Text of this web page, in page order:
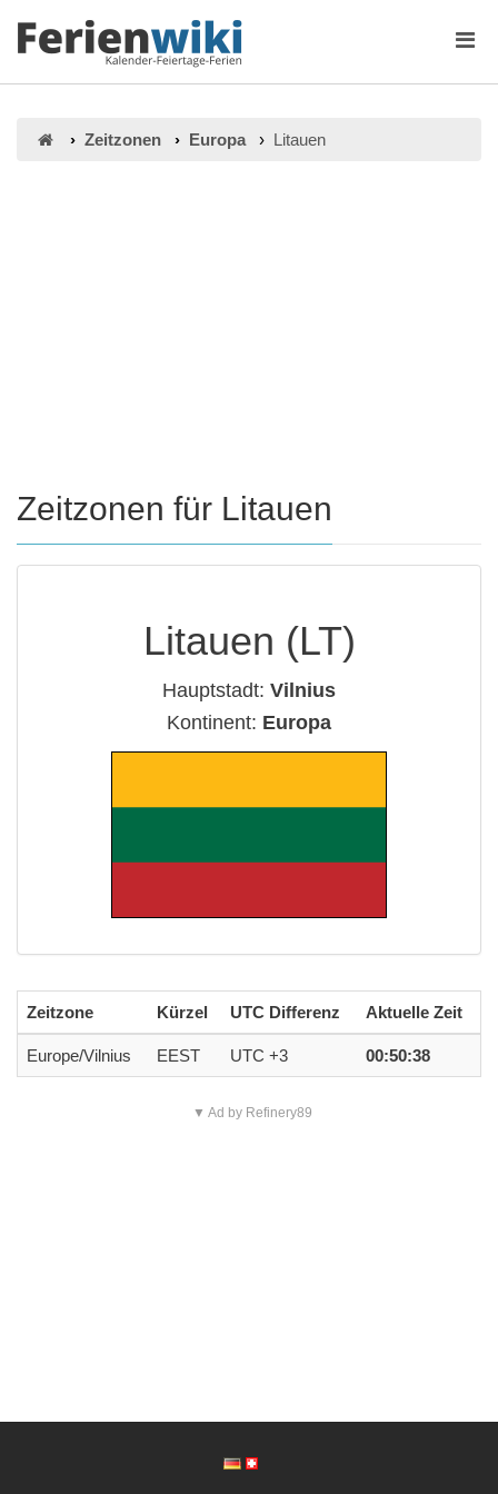
Zeitzonen Europa Litauen
Zeitzonen für Litauen
Litauen (LT)
Hauptstadt: Vilnius
Kontinent: Europa
Zeitzone Kürzel UTC Differenz Aktuelle Zeit
Europe/Vilnius EEST UTC +3 00:50:38
▼ Ad by Refinery89